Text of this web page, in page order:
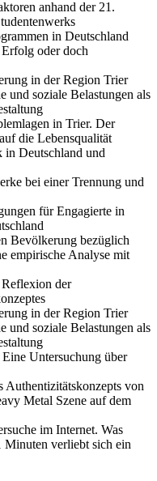
anhand der 21.
in Deutschland
oder doch
in der Region Trier
und soziale Belastungen als
in Trier. Der
die Lebensqualität
in Deutschland und
bei einer Trennung und
für Engagierte in
Bevölkerung bezüglich
empirische Analyse mit
der
in der Region Trier
und soziale Belastungen als
Untersuchung über
Authentizitätskonzepts von
Metal Szene auf dem
im Internet. Was
Minuten verliebt sich ein